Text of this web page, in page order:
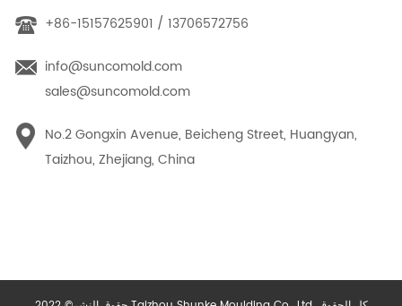
+86-15157625901 / 13706572756
info@suncomold.com
sales@suncomold.com
No.2 Gongxin Avenue, Beicheng Street, Huangyan,
Taizhou, Zhejiang, China